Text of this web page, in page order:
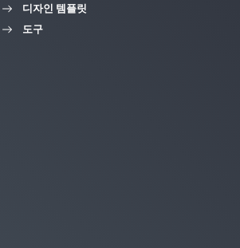
디자인 템플릿
도구